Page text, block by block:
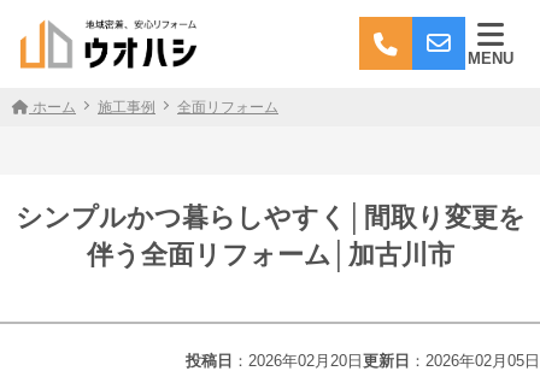
MENU
ホーム 施工事例 全面リフォーム
シンプルかつ暮らしやすく│間取り変更を
伴う全面リフォーム│加古川市
投稿日 ：2026年02月20日 更新日 ：2026年02月05日